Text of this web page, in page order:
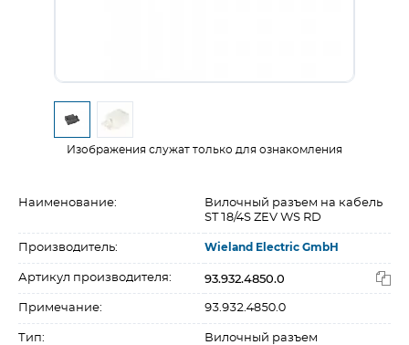
Изображения служат только для ознакомления
Наименование:
Вилочный разъем на кабель
ST18/4S ZEV WS RD
Производитель: Wieland Electric GmbH
Артикул производителя: 93.932.4850.0
Примечание: 93.932.4850.0
Тип: Вилочный разъем